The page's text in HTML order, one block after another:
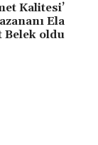
Kalitesi’
Ela
Belek oldu